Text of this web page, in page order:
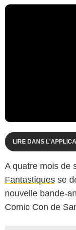
LIRE DANS
A quatre mois de
Fantastiques se
nouvelle bande-
Comic Con de